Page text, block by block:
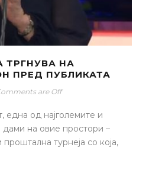
ТРГНУВА НА
ПРЕД ПУБЛИКАТА
are Off
една од најголемите и
дами на овие простори –
проштална турнеја со која,